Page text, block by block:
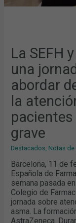
La SEFH
una
abordar
la
grave
Destacados, Notas de
Barcelona, 11 de
Española de
semana pasada
Colegio de
jornada sobre
asma. La
AstraZeneca.
A
GRAVE